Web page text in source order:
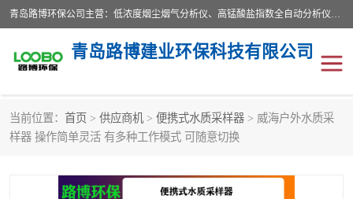
青岛路博环保公司主营：低浓度烟尘烟气分析仪、高锰酸盐指数全自动分析仪、便携式超声波明渠流量计、便携式水质采样器、恒温恒湿称重系统、手持式油烟检测仪等;是一家集环保科研、设计、生产、维护、销售和系统集成为一体的综合性高科技企业。路博人秉承"科学技术是第一生产力的重要理念，倡导环境友好型的生产、生活和消费方式。
青岛路博建业环保科技有限公司
当前位置： 首页 > 供应商机 > 便携式水质采样器 > 威海户外水质采
样器 操作简单灵活 有多种工作模式 可随意切换
生物安全柜 气体检测仪
水质检测仪 手持式油烟检测仪